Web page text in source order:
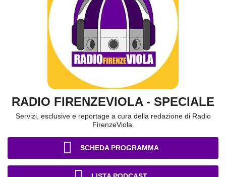
RADIO FIRENZEVIOLA - SPECIALE
Servizi, esclusive e reportage a cura della redazione di Radio
FirenzeViola.
SCHEDA PROGRAMMA